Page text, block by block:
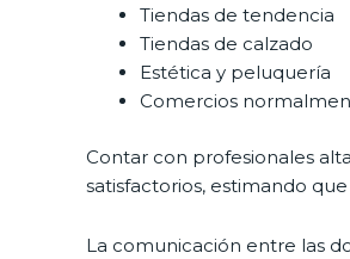
Tiendas de tendencia
Tiendas de calzado
Estética y peluquería
Comercios
Contar con profesionales
satisfactorios, estimando
La comunicación entre las